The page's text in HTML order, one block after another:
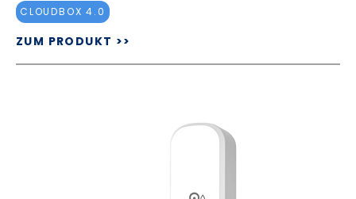
CLOUDBOX 4.0
ZUM PRODUKT >>